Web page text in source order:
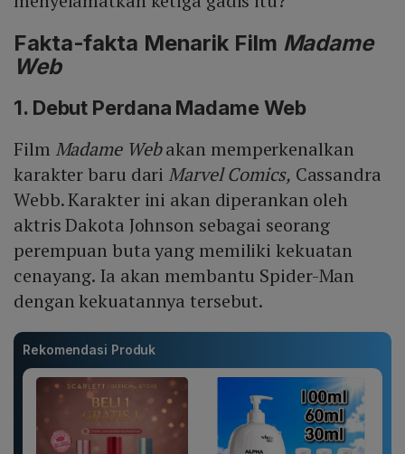
Fakta-fakta Menarik Film Madame
Web
1. Debut Perdana Madame Web
Film Madame Webakan memperkenalkan
karakter baru dari Marvel Comics, Cassandra
Webb. Karakter ini akan diperankan oleh
aktris Dakota Johnson sebagai seorang
perempuan buta yang memiliki kekuatan
cenayang. Ia akan membantu Spider-Man
dengan kekuatannya tersebut.
Rekomendasi Produk